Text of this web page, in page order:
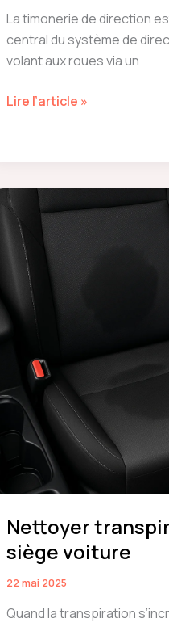
La timonerie de direction
central du système de
volant aux roues via un
Timonerie
rôle,
symptômes,
prix
durée
vie
Lire l’article »
Nettoyer
siège voiture
22 mai 2025
Quand la transpiration